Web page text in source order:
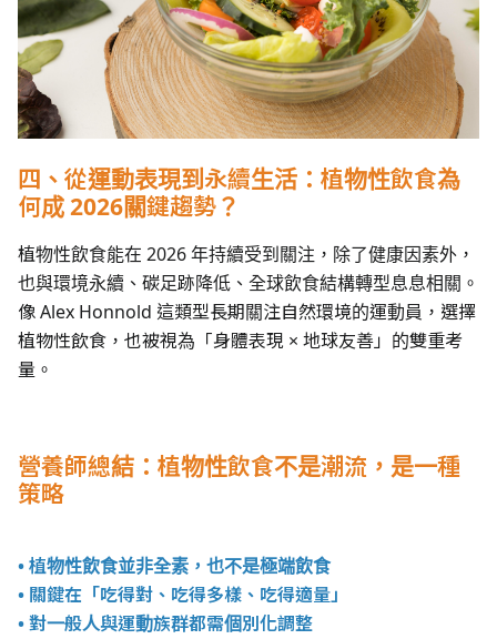
四、從運動表現到永續生活：植物性飲食為
何成 2026關鍵趨勢？
植物性飲食能在 2026 年持續受到關注，除了健康因素外，
也與環境永續、碳足跡降低、全球飲食結構轉型息息相關。
像 Alex Honnold 這類型長期關注自然環境的運動員，選擇
植物性飲食，也被視為「身體表現 × 地球友善」的雙重考
量。
營養師總結：植物性飲食不是潮流，是一種
策略
• 植物性飲食並非全素，也不是極端飲食
• 關鍵在「吃得對、吃得多樣、吃得適量」
• 對一般人與運動族群都需個別化調整